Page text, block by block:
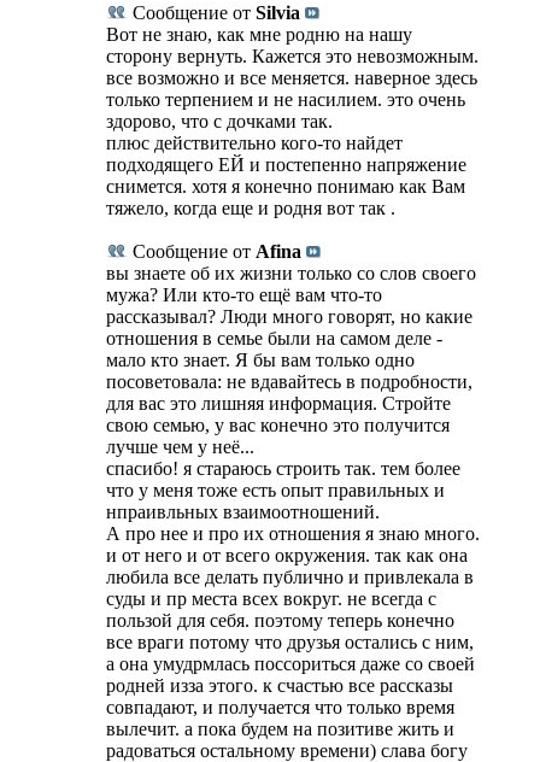
Сообщение от Silvia
Вот не знаю, как мне родню на нашу
сторону вернуть. Кажется это невозможным.
все возможно и все меняется. наверное здесь
только терпением и не насилием. это очень
здорово, что с дочками так.
плюс действительно кого-то найдет
подходящего ЕЙ и постепенно напряжение
снимется. хотя я конечно понимаю как Вам
тяжело, когда еще и родня вот так .
Сообщение от Afina
вы знаете об их жизни только со слов своего
мужа? Или кто-то ещё вам что-то
рассказывал? Люди много говорят, но какие
отношения в семье были на самом деле -
мало кто знает. Я бы вам только одно
посоветовала: не вдавайтесь в подробности,
для вас это лишняя информация. Стройте
свою семью, у вас конечно это получится
лучше чем у неё...
спасибо! я стараюсь строить так. тем более
что у меня тоже есть опыт правильных и
нпраивльных взаимоотношений.
А про нее и про их отношения я знаю много.
и от него и от всего окружения. так как она
любила все делать публично и привлекала в
суды и пр места всех вокруг. не всегда с
пользой для себя. поэтому теперь конечно
все враги потому что друзья остались с ним,
а она умудрмлась поссориться даже со своей
родней изза этого. к счастью все рассказы
совпадают, и получается что только время
вылечит. а пока будем на позитиве жить и
радоваться остальному времени) слава богу